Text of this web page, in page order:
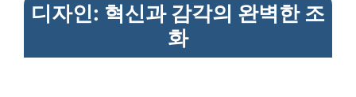
디자인: 혁신과 감각의 완벽한 조
화